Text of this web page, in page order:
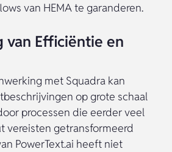
van HEMA te garanderen.
Efficiëntie en
met Squadra kan
op grote schaal
processen die eerder veel
vereisten getransformeerd
PowerText.ai heeft niet